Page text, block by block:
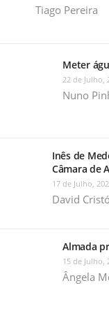
Tiago Pereira
Meter
22 de Julho,
Nuno
Inês de
Câmara de
17 de Julho,
David
Almada
15 de Julho,
Ângela